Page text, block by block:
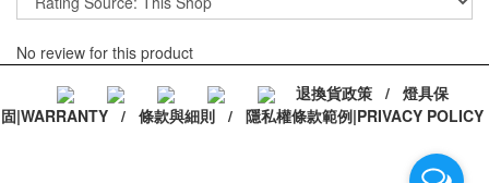
No review for this product
退換貨政策 / 燈具保
固|WARRANTY / 條款與細則 / 隱私權條款範例|PRIVACY POLICY